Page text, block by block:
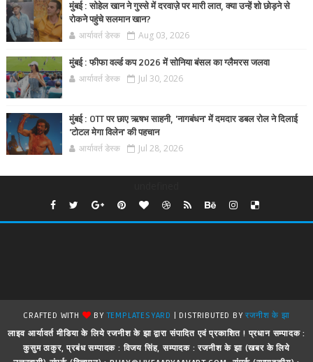
मुंबई : सोहेल खान ने गुस्से में दरवाज़े पर मारी लात, क्या उन्हें शो छोड़ने से
रोकने पहुंचे सलमान खान?
आर्यावर्त डेस्क Aug 03, 2026
मुंबई : फीफा वर्ल्ड कप 2026 में सोनिया बंसल का ग्लैमरस जलवा
आर्यावर्त डेस्क Jul 30, 2026
मुंबई : OTT पर छाए ऋषभ साहनी, 'नागबंधन' में दमदार डबल रोल ने दिलाई
'टोटल मेगा विलेन' की पहचान
आर्यावर्त डेस्क Jul 28, 2026
CRAFTED WITH BYTEMPLATESYARD | DISTRIBUTED BYरजनीश के झा
लाइव आर्यावर्त मीडिया के लिये रजनीश के झा द्वारा संपादित एवं प्रकाशित ! प्रधान सम्पादक :
कुसुम ठाकुर, प्रबंध सम्पादक : विजय सिंह, सम्पादक : रजनीश के झा (खबर के लिये